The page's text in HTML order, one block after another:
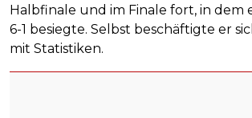
Halbfinale und im Finale fort, in dem
6-1 besiegte. Selbst beschäftigte er
mit Statistiken.